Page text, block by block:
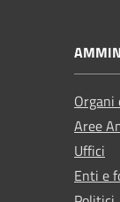
Organi
Aree
Uffici
Enti e